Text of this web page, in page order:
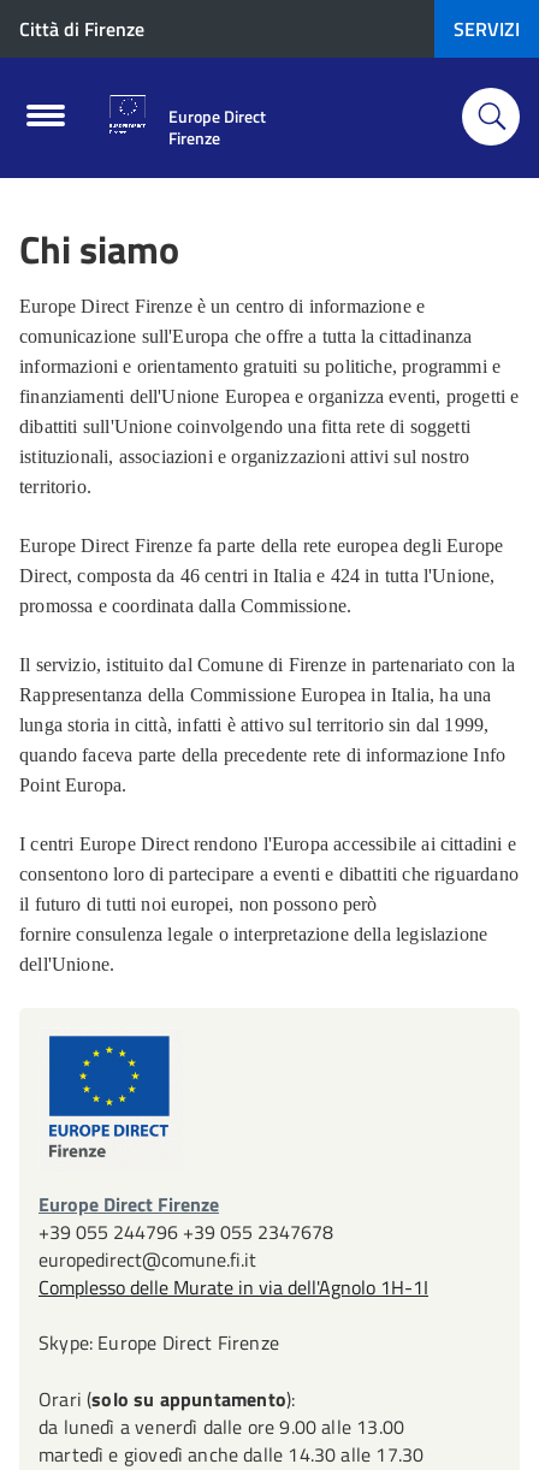
Città di Firenze SERVIZI
Europe Direct
Firenze
Chi siamo
Europe Direct Firenze è un centro di informazione e
comunicazione sull'Europa che offre a tutta la cittadinanza
informazioni e orientamento gratuiti su politiche, programmi e
finanziamenti dell'Unione Europea e organizza eventi, progetti e
dibattiti sull'Unione coinvolgendo una fitta rete di soggetti
istituzionali, associazioni e organizzazioni attivi sul nostro
territorio.
Europe Direct Firenze fa parte della rete europea degli Europe
Direct, composta da 46 centri in Italia e 424 in tutta l'Unione,
promossa e coordinata dalla Commissione.
Il servizio, istituito dal Comune di Firenze in partenariato con la
Rappresentanza della Commissione Europea in Italia, ha una
lunga storia in città, infatti è attivo sul territorio sin dal 1999,
quando faceva parte della precedente rete di informazione Info
Point Europa.
I centri Europe Direct rendono l'Europa accessibile ai cittadini e
consentono loro di partecipare a eventi e dibattiti che riguardano
il futuro di tutti noi europei, non possono però
fornire consulenza legale o interpretazione della legislazione
dell'Unione.
Europe Direct Firenze
+39 055 244796 +39 055 2347678
europedirect@comune.fi.it
Complesso delle Murate in via dell'Agnolo 1H-1I
Skype: Europe Direct Firenze
Orari (solo su appuntamento):
da lunedì a venerdì dalle ore 9.00 alle 13.00
martedì e giovedì anche dalle 14.30 alle 17.30